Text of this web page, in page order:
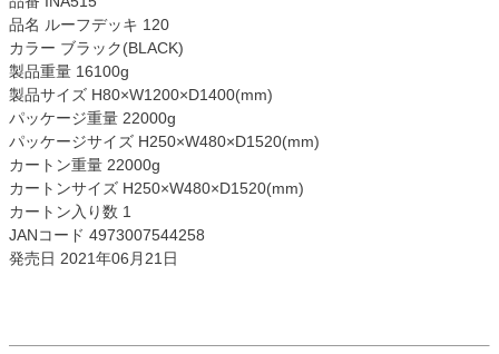
品名 ルーフデッキ 120
カラー ブラック(BLACK)
製品重量 16100g
製品サイズ H80×W1200×D1400(mm)
パッケージ重量 22000g
パッケージサイズ H250×W480×D1520(mm)
カートン重量 22000g
カートンサイズ H250×W480×D1520(mm)
カートン入り数 1
JANコード 4973007544258
発売日 2021年06月21日